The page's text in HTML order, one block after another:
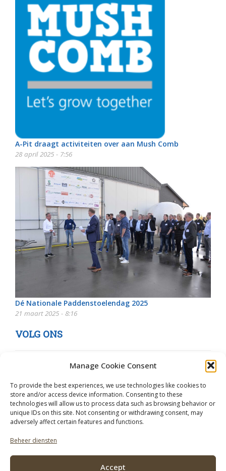
Manage Cookie Consent
To provide the best experiences, we use technologies like cookies to
store and/or access device information. Consenting to these
technologies will allow us to process data such as browsing behavior or
unique IDs on this site. Not consenting or withdrawing consent, may
adversely affect certain features and functions.
Beheer diensten
Accept
A-Pit draagt activiteiten over aan Mush Comb
28 april 2025 - 7:56
Dé Nationale Paddenstoelendag 2025
21 maart 2025 - 8:16
VOLG ONS